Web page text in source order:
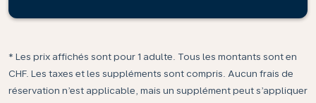
* Les prix affichés sont pour 1 adulte. Tous les montants sont en
CHF. Les taxes et les suppléments sont compris. Aucun frais de
réservation n’est applicable, mais un supplément peut s’appliquer